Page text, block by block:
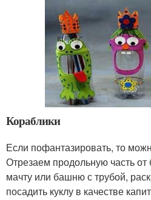
Кораблики
Если пофантазировать, то
Отрезаем продольную часть
мачту или башню с трубой,
посадить куклу в качестве